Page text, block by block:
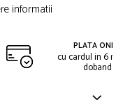
informatii
PLATA
cu cardul in 6
dobanda